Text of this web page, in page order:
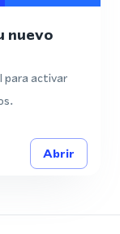
nuevo
para activar
Abrir